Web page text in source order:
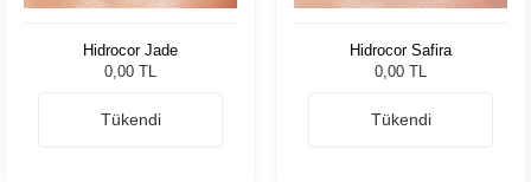
Hidrocor Jade
0,00 TL
Tükendi
Hidrocor Safira
0,00 TL
Tükendi